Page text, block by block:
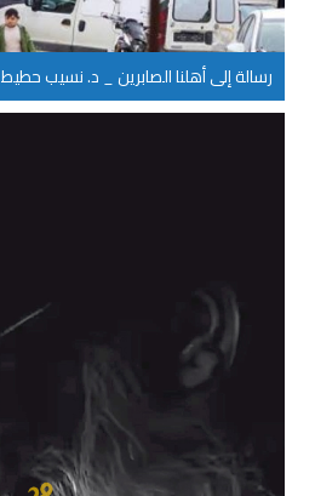
رسالة إلى أهلنا الصابرين _ د. نسيب حطيط